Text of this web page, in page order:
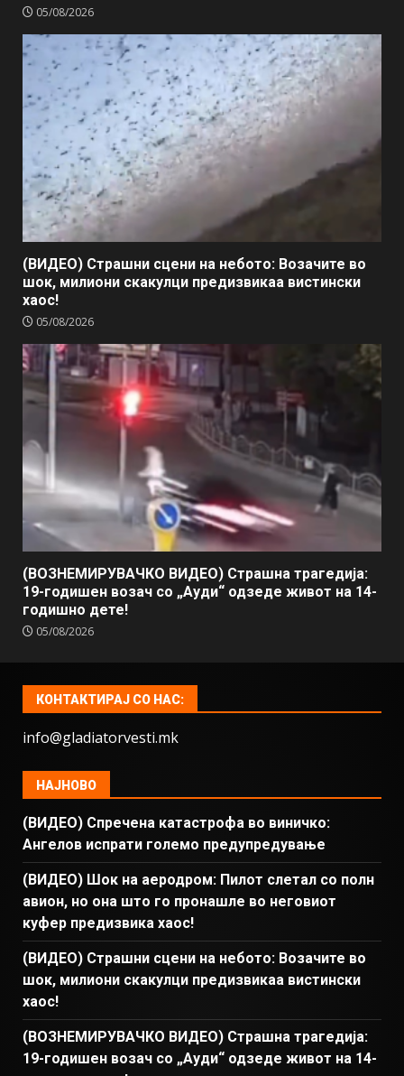
05/08/2026
(ВИДЕО) Страшни сцени на небото: Возачите во
шок, милиони скакулци предизвикаа вистински
хаос!
05/08/2026
(ВОЗНЕМИРУВАЧКО ВИДЕО) Страшна трагедија:
19-годишен возач со „Ауди“ одзеде живот на 14-
годишно дете!
05/08/2026
КОНТАКТИРАЈ СО НАС:
info@gladiatorvesti.mk
НАЈНОВО
(ВИДЕО) Спречена катастрофа во виничко:
Ангелов испрати големо предупредување
(ВИДЕО) Шок на аеродром: Пилот слетал со полн
авион, но она што го пронашле во неговиот
куфер предизвика хаос!
(ВИДЕО) Страшни сцени на небото: Возачите во
шок, милиони скакулци предизвикаа вистински
хаос!
(ВОЗНЕМИРУВАЧКО ВИДЕО) Страшна трагедија:
19-годишен возач со „Ауди“ одзеде живот на 14-